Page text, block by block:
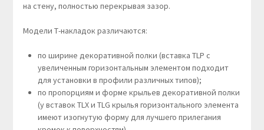
на стену, полностью перекрывая зазор.
Модели Т-накладок различаются:
по ширине декоративной полки (вставка TLP с
увеличенным горизонтальным элементом подходит
для установки в профили различных типов);
по пропорциям и форме крыльев декоративной полки
(у вставок TLX и TLG крылья горизонтального элемента
имеют изогнутую форму для лучшего прилегания